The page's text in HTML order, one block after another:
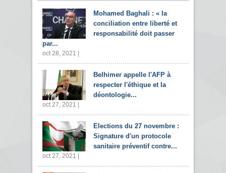
Mohamed Baghali : « la
conciliation entre liberté et
responsabilité doit passer
par...
oct 28, 2021 |
Belhimer appelle l'AFP à
respecter l'éthique et la
déontologie...
oct 27, 2021 |
Elections du 27 novembre :
Signature d'un protocole
sanitaire préventif contre...
oct 27, 2021 |